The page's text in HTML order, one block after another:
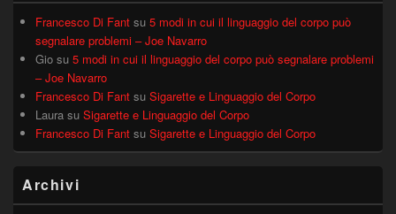
Francesco Di Fant su 5 modi in cui il linguaggio del corpo può
segnalare problemi – Joe Navarro
Gio su 5 modi in cui il linguaggio del corpo può segnalare problemi
– Joe Navarro
Francesco Di Fant su Sigarette e Linguaggio del Corpo
Laura su Sigarette e Linguaggio del Corpo
Francesco Di Fant su Sigarette e Linguaggio del Corpo
Archivi